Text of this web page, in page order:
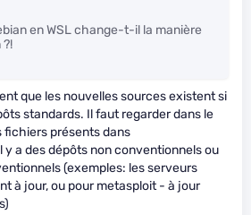
en WSL change-t-il la manière
?!
que les nouvelles sources existent si
standards. Il faut regarder dans le
fichiers présents dans
a des dépôts non conventionnels ou
(exemples: les serveurs
à jour, ou pour metasploit - à jour